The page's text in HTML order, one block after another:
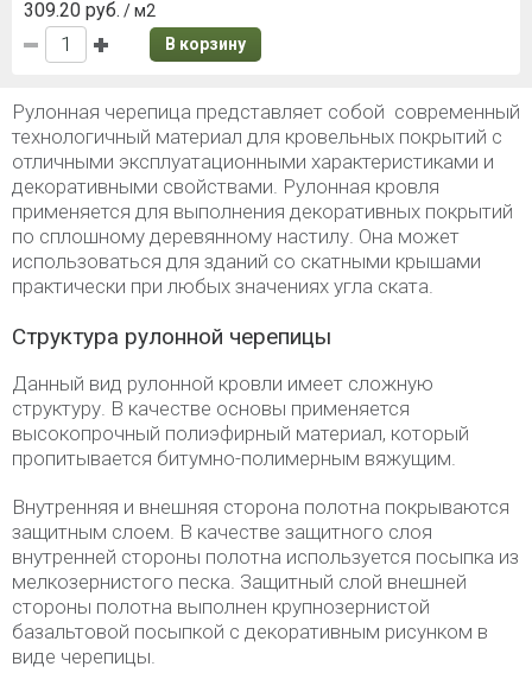
309.20 руб. / м2
В корзину
Рулонная черепица представляет собой современный
технологичный материал для кровельных покрытий с
отличными эксплуатационными характеристиками и
декоративными свойствами. Рулонная кровля
применяется для выполнения декоративных покрытий
по сплошному деревянному настилу. Она может
использоваться для зданий со скатными крышами
практически при любых значениях угла ската.
Структура рулонной черепицы
Данный вид рулонной кровли имеет сложную
структуру. В качестве основы применяется
высокопрочный полиэфирный материал, который
пропитывается битумно-полимерным вяжущим.
Внутренняя и внешняя сторона полотна покрываются
защитным слоем. В качестве защитного слоя
внутренней стороны полотна используется посыпка из
мелкозернистого песка. Защитный слой внешней
стороны полотна выполнен крупнозернистой
базальтовой посыпкой с декоративным рисунком в
виде черепицы.